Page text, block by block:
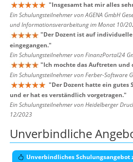
"Insgesamt hat mir alles
Ein Schulungsteilnehmer von AGENA GmbH
und Informationsverarbeitung im Monat 10/
"Der Dozent ist auf
eingegangen."
Ein Schulungsteilnehmer von FinanzPortal24
"Ich mochte das Auftreten und
Ein Schulungsteilnehmer von Ferber-Software
"Der Dozent hatte ein
und er hat es verständlich vorgetragen."
Ein Schulungsteilnehmer von Heidelberger
12/2023
Unverbindliche
Unverbindliches Schulungsangebot